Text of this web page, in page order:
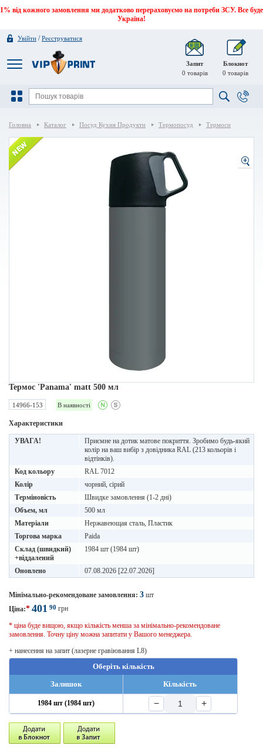
1% від кожного замовлення ми додатково перераховуємо на потреби ЗСУ. Все буде
Україна!
Увійти /Реєструватися
Запит
0 товарів
Блокнот
0 товарів
Головна Каталог Посуд Кухня Продукти Термопосуд Термоси
Термос 'Panama' matt 500 мл
14966-153 В наявності
Характеристики
УВАГА!
Приємне на дотик матове покриття. Зробимо будь-який
колір на ваш вибір з довідника RAL (213 кольорів і
відтінків).
Код кольору
RAL 7012
Колір
чорний, сірий
Терміновість
Швидке замовлення (1-2 дні)
Объем, мл
500 мл
Матеріали
Нержавеющая сталь, Пластик
Торгова марка
Paida
Склад (швидкий)
+віддалений
1984 шт (1984 шт)
Оновлено 07.08.2026 [22.07.2026]
Мінімально-рекомендоване замовлення: 3 шт
Ціна:* 401 90 грн
* ціна буде вищою, якщо кількість менша за мінімально-рекомендоване
замовлення. Точну ціну можна запитати у Вашого менеджера.
+ нанесення на запит (лазерне гравіювання L8)
Оберіть кількість
Залишок
Кількість
1984 шт (1984 шт) − +